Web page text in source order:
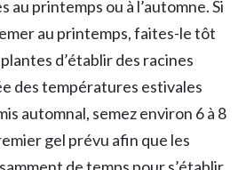
au printemps ou à l’automne. Si
au printemps, faites-le tôt
d’établir des racines
des températures estivales
automnal, semez environ 6 à 8
gel prévu afin que les
de temps pour s’établir